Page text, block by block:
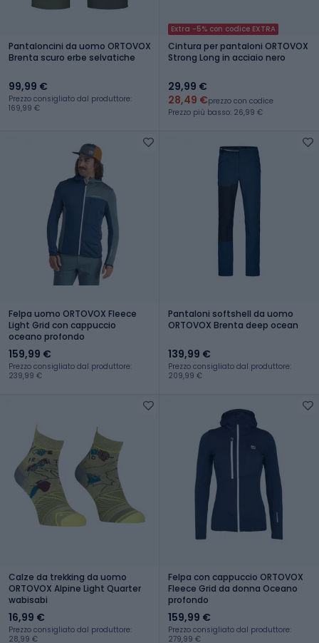
Pantaloncini da uomo ORTOVOX
Brenta scuro erbe selvatiche
99,99 €
Prezzo consigliato dal produttore:
169,99 €
Extra -5% con codice EXTRA
Cintura per pantaloni ORTOVOX
Strong Long in acciaio nero
29,99 €
28,49 €prezzo con codice
Prezzo più basso: 26,99 €
Felpa uomo ORTOVOX Fleece
Light Grid con cappuccio
oceano profondo
159,99 €
Prezzo consigliato dal produttore:
239,99 €
Pantaloni softshell da uomo
ORTOVOX Brenta deep ocean
139,99 €
Prezzo consigliato dal produttore:
209,99 €
Calze da trekking da uomo
ORTOVOX Alpine Light Quarter
wabisabi
16,99 €
Prezzo consigliato dal produttore:
28,99 €
Felpa con cappuccio ORTOVOX
Fleece Grid da donna Oceano
profondo
159,99 €
Prezzo consigliato dal produttore:
279,99 €